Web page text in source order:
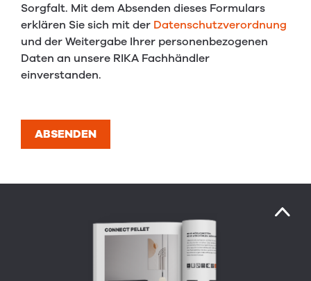
Sorgfalt. Mit dem Absenden dieses Formulars
erklären Sie sich mit der Datenschutzverordnung
und der Weitergabe Ihrer personenbezogenen
Daten an unsere RIKA Fachhändler
einverstanden.
ABSENDEN